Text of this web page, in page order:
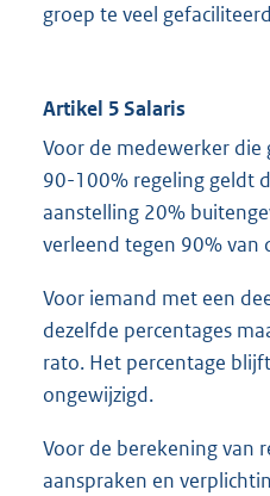
groep te veel
Artikel 5 Salaris
Voor de medewerker
90-100% regeling geldt
aanstelling 20%
verleend tegen 90% van
Voor iemand met een
dezelfde percentages
rato. Het percentage
ongewijzigd.
Voor de berekening van
aanspraken en